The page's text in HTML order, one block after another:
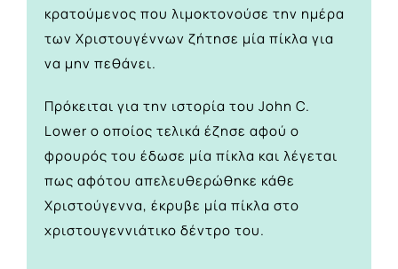
κρατούμενος που λιμοκτονούσε την ημέρα
των Χριστουγέννων ζήτησε μία πίκλα για
να μην πεθάνει.
Πρόκειται για την ιστορία του John C.
Lower ο οποίος τελικά έζησε αφού ο
φρουρός του έδωσε μία πίκλα και λέγεται
πως αφότου απελευθερώθηκε κάθε
Χριστούγεννα, έκρυβε μία πίκλα στο
χριστουγεννιάτικο δέντρο του.